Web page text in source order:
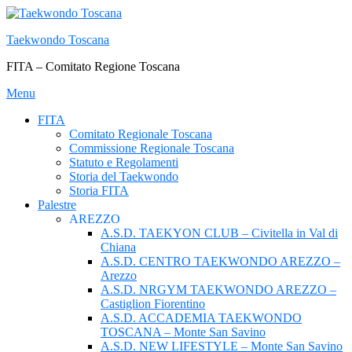
Passa
contenuto
Taekwondo Toscana
FITA – Comitato Regione Toscana
Menu
FITA
Comitato Regionale Toscana
Commissione Regionale Toscana
Statuto e Regolamenti
Storia del Taekwondo
Storia FITA
Palestre
AREZZO
A.S.D. TAEKYON CLUB – Civitella in Val di
Chiana
A.S.D. CENTRO TAEKWONDO AREZZO –
Arezzo
A.S.D. NRGYM TAEKWONDO AREZZO –
Castiglion Fiorentino
A.S.D. ACCADEMIA TAEKWONDO
TOSCANA – Monte San Savino
A.S.D. NEW LIFESTYLE – Monte San Savino